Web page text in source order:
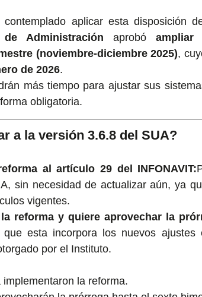
aplicar esta disposición
Administración aprobó
(noviembre-diciembre 2025),
de 2026.
más tiempo para ajustar sus
obligatoria.
a la versión 3.6.8 del SUA?
al artículo 29 del INFONAVIT:
sin necesidad de actualizar aún, ya
vigentes.
reforma y quiere aprovechar la
esta incorpora los nuevos ajustes
por el Instituto.
la reforma.